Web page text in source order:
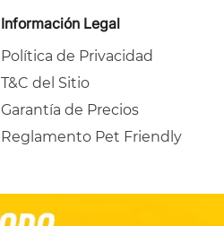
Información Legal
Política de Privacidad
T&C del Sitio
Garantía de Precios
Reglamento Pet Friendly